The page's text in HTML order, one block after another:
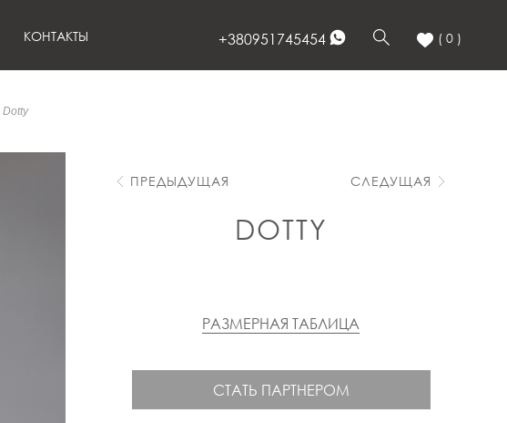
КОНТАКТЫ +380951745454 ( 0 )
Dotty
DOTTY
ПРЕДЫДУЩАЯ СЛЕДУЩАЯ
РАЗМЕРНАЯ ТАБЛИЦА
СТАТЬ ПАРТНЕРОМ